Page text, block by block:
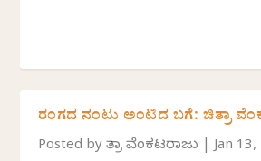
ರಂಗದ ನಂಟು ಅಂಟಿದ ಬಗೆ: ಚಿತ್ರಾ
Posted byಚಿತ್ರಾ ವೆಂಕಟರಾಜು |Jan